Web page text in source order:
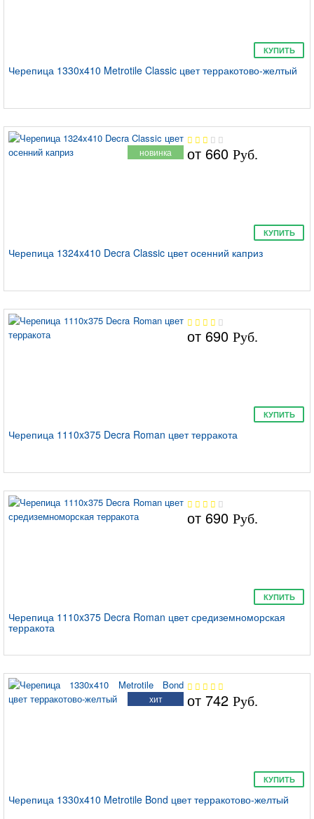
КУПИТЬ
Черепица 1330x410 Metrotile Classic цвет терракотово-желтый
новинка от660 Руб.
КУПИТЬ
Черепица 1324x410 Decra Classic цвет осенний каприз
от690 Руб.
КУПИТЬ
Черепица 1110x375 Decra Roman цвет терракота
от690 Руб.
КУПИТЬ
Черепица 1110x375 Decra Roman цвет средиземноморская
терракота
хит от 742 Руб.
КУПИТЬ
Черепица 1330x410 Metrotile Bond цвет терракотово-желтый